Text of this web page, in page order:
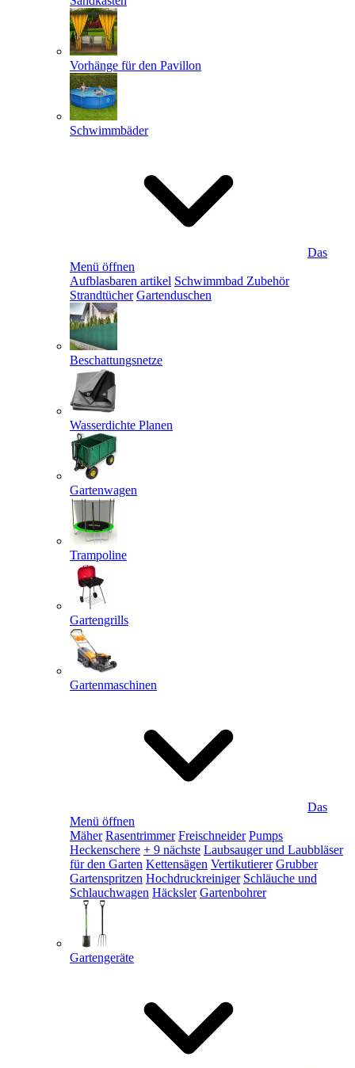
Vorhänge für den Pavillon
Schwimmbäder
Das
Menü öffnen
Aufblasbaren artikel Schwimmbad Zubehör
Strandtücher Gartenduschen
Beschattungsnetze
Wasserdichte Planen
Gartenwagen
Trampoline
Gartengrills
Gartenmaschinen
Das
Menü öffnen
Mäher Rasentrimmer Freischneider Pumps
Heckenschere + 9 nächste Laubsauger und Laubbläser
für den Garten Kettensägen Vertikutierer Grubber
Gartenspritzen Hochdruckreiniger Schläuche und
Schlauchwagen Häcksler Gartenbohrer
Gartengeräte